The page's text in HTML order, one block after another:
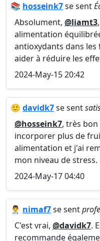
📚 hosseink7se sent
Absolument, @liamt3
alimentation
antioxydants dans
aider à réduire les
2024-May-15 20:42
🙂 davidk7se sent
@hosseink7, très bon
incorporer plus de
alimentation et j'ai
mon niveau de
2024-May-17 04:40
👨‍⚕️ nimaf7se sent
C'est vrai, @davidk7.
recommande